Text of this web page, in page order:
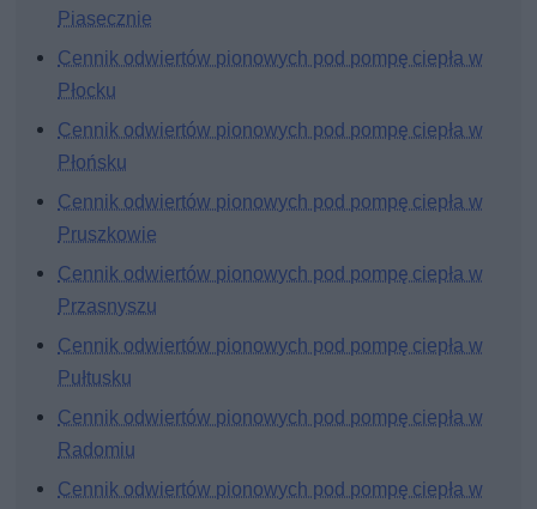
Piasecznie
Cennik odwiertów pionowych pod pompę ciepła w
Płocku
Cennik odwiertów pionowych pod pompę ciepła w
Płońsku
Cennik odwiertów pionowych pod pompę ciepła w
Pruszkowie
Cennik odwiertów pionowych pod pompę ciepła w
Przasnyszu
Cennik odwiertów pionowych pod pompę ciepła w
Pułtusku
Cennik odwiertów pionowych pod pompę ciepła w
Radomiu
Cennik odwiertów pionowych pod pompę ciepła w